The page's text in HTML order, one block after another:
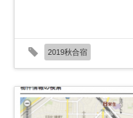
2019秋合宿